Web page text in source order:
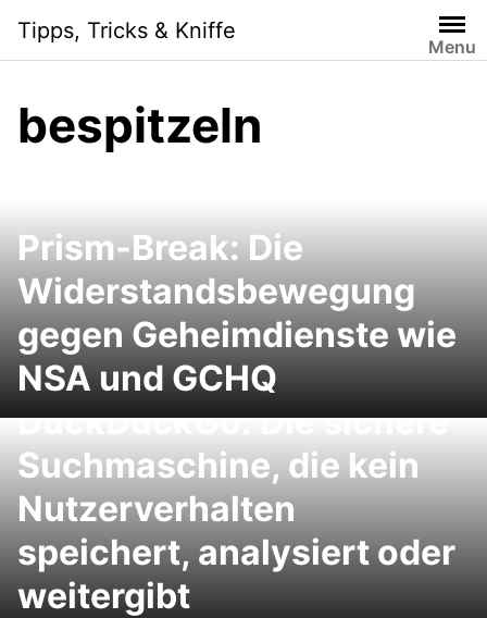
content
Tipps, Tricks & Kniffe
Menu
bespitzeln
Prism-Break: Die
Widerstandsbewegung
gegen Geheimdienste wie
NSA und GCHQ
DuckDuckGo: Die sichere
Suchmaschine, die kein
Nutzerverhalten
speichert, analysiert oder
weitergibt